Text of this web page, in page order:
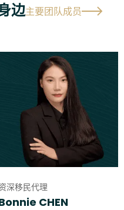
边主要团队成员
深移民代理
CHEN